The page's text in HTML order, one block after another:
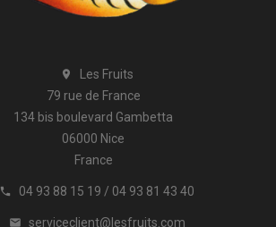

Les Fruits
79 rue de France
134 bis boulevard Gambetta
06000 Nice
France
 04 93 88 15 19 / 04 93 81 43 40
 serviceclient@lesfruits.com